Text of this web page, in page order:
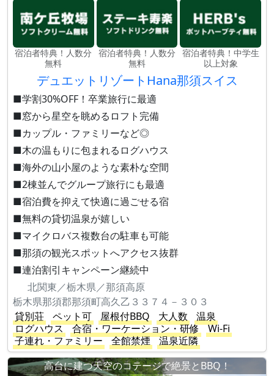
宿泊者特典！人数分
無料
宿泊者特典！人数分
無料
宿泊者特典！中学生
以上対象
デュエットリゾートHana那須スイス
■学割30%OFF！卒業旅行に最適
■窓から星空を眺めるロフト完備
■カップル・ファミリーなど◎
■木の温もりに包まれるログハウス
■海外の山小屋のような素朴な空間
■2棟並んでグループ旅行にも最適
■宿泊費を抑えて快適に過ごせる宿
■無料の貸切温泉が嬉しい
■マイクロバス複数台の駐車も可能
■那須の観光スポットへアクセス抜群
■連泊割引キャンペーン継続中
北関東／栃木県／那須高原
栃木県那須郡那須町高久乙３３７４－３０３
貸別荘
ペット可 屋根付BBQ 大人数
温泉
ログハウス
合宿・ワーケーション・研修
Wi-Fi
子連れ・ファミリー
全館禁煙
温泉近隣
高台に建つ天空のコテージで絶景とBBQ！